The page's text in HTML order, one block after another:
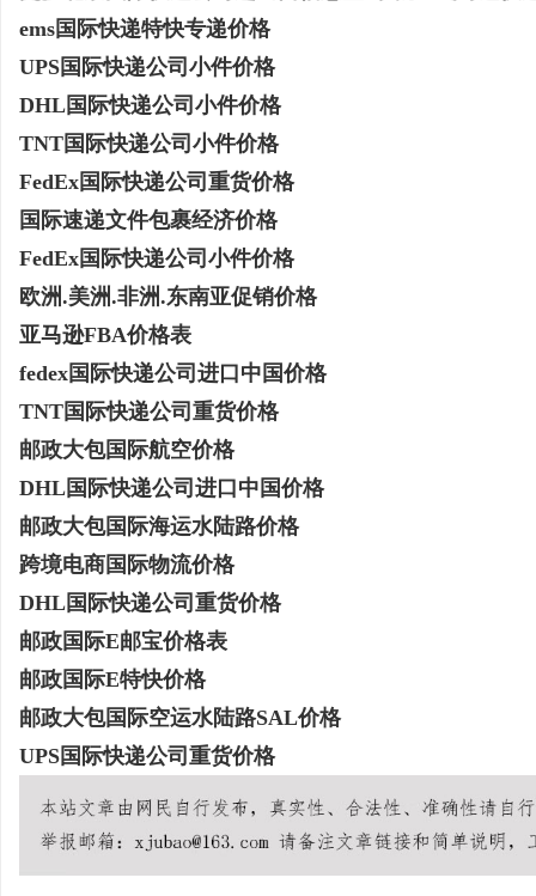
ems国际快递特快专递价格
UPS国际快递公司小件价格
DHL国际快递公司小件价格
TNT国际快递公司小件价格
FedEx国际快递公司重货价格
国际速递文件包裹经济价格
FedEx国际快递公司小件价格
欧洲.美洲.非洲.东南亚促销价格
亚马逊FBA价格表
fedex国际快递公司进口中国价格
TNT国际快递公司重货价格
邮政大包国际航空价格
DHL国际快递公司进口中国价格
邮政大包国际海运水陆路价格
跨境电商国际物流价格
DHL国际快递公司重货价格
邮政国际E邮宝价格表
邮政国际E特快价格
邮政大包国际空运水陆路SAL价格
UPS国际快递公司重货价格